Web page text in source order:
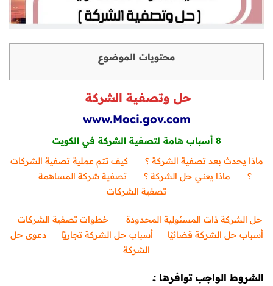
محتويات الموضوع
حل وتصفية الشركة
www.Moci.gov.com
8 أسباب هامة لتصفية الشركة في الكويت
ماذا يحدث بعد تصفية الشركة ؟
كيف تتم عملية تصفية الشركات
؟
ماذا يعني حل الشركة ؟
تصفية شركة المساهمة
تصفية الشركات
حل الشركة ذات المسئولية المحدودة
خطوات تصفية الشركات
أسباب حل الشركة قضائيًا
أسباب حل الشركة تجاريًا
دعوى حل
الشركة
الشروط الواجب توافرها :ـ